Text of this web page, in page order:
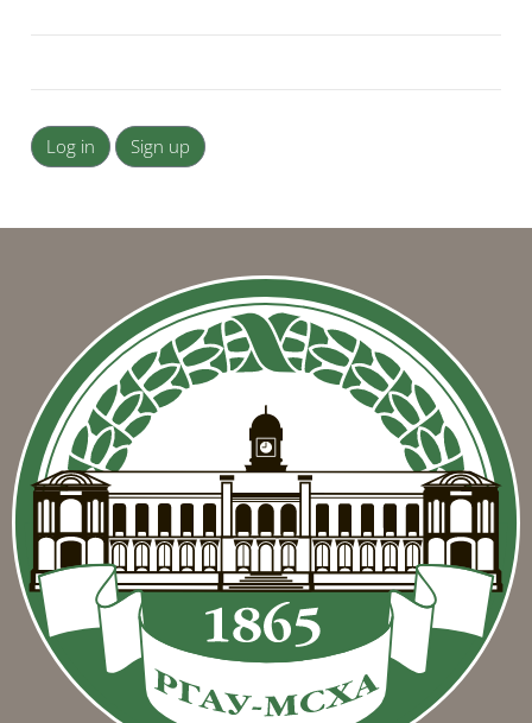
Log in Sign up